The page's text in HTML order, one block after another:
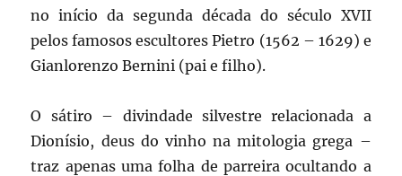
no início da segunda década do século XVII
pelos famosos escultores Pietro (1562 – 1629) e
Gianlorenzo Bernini (pai e filho).
O sátiro – divindade silvestre relacionada a
Dionísio, deus do vinho na mitologia grega –
traz apenas uma folha de parreira ocultando a